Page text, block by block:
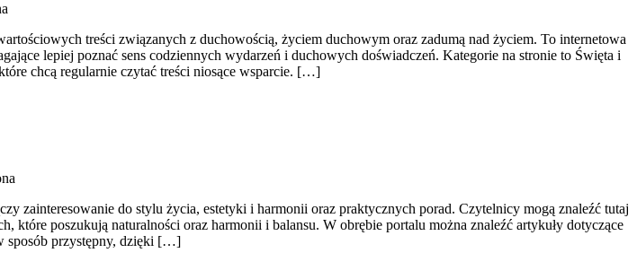
treści związanych z duchowością, życiem duchowym oraz zadumą nad życiem. To internetowa
lepiej poznać sens codziennych wydarzeń i duchowych doświadczeń. Kategorie na stronie to Święta i
chcą regularnie czytać treści niosące wsparcie. […]
zainteresowanie do stylu życia, estetyki i harmonii oraz praktycznych porad. Czytelnicy mogą znaleźć tutaj
które poszukują naturalności oraz harmonii i balansu. W obrębie portalu można znaleźć artykuły dotyczące
sposób przystępny, dzięki […]